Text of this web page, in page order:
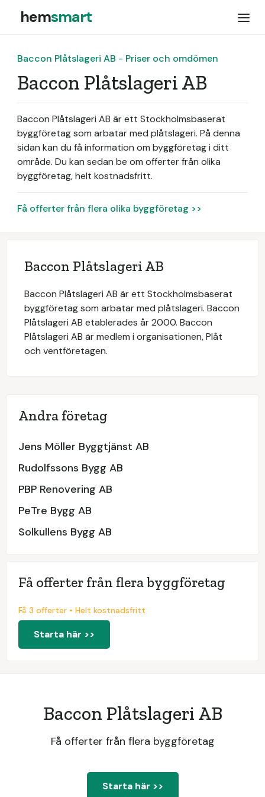
hemsmart
Baccon Plåtslageri AB - Priser och omdömen
Baccon Plåtslageri AB
Baccon Plåtslageri AB är ett Stockholmsbaserat
byggföretag som arbatar med plåtslageri. På denna
sidan kan du få information om byggföretag i ditt
område. Du kan sedan be om offerter från olika
byggföretag, helt kostnadsfritt.
Få offerter från flera olika byggföretag >>
Baccon Plåtslageri AB
Baccon Plåtslageri AB är ett Stockholmsbaserat
byggföretag som arbatar med plåtslageri. Baccon
Plåtslageri AB etablerades år 2000. Baccon
Plåtslageri AB är medlem i organisationen, Plåt
och ventföretagen.
Andra företag
Jens Möller Byggtjänst AB
Rudolfssons Bygg AB
PBP Renovering AB
PeTre Bygg AB
Solkullens Bygg AB
Få offerter från flera byggföretag
Få 3 offerter • Helt kostnadsfritt
Starta här >>
Baccon Plåtslageri AB
Få offerter från flera byggföretag
Starta här >>